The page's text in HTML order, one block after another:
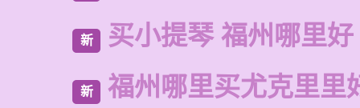
新 买小提琴 福州哪里好
新 福州哪里买尤克里里